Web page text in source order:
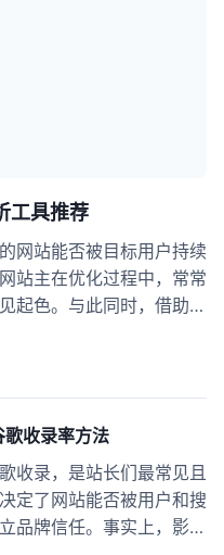
工具推荐
网站能否被目标用户持续
站主在优化过程中，常常
起色。与此同时，借助专
常见SEO优化误区，结合
歌收录率方法
收录，是站长们最常见且
定了网站能否被用户和搜
品牌信任。事实上，影响